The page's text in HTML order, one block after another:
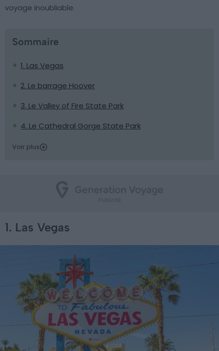
voyage inoubliable.
Sommaire
1. Las Vegas
2. Le barrage Hoover
3. Le Valley of Fire State Park
4. Le Cathedral Gorge State Park
Voir plus
1. Las Vegas